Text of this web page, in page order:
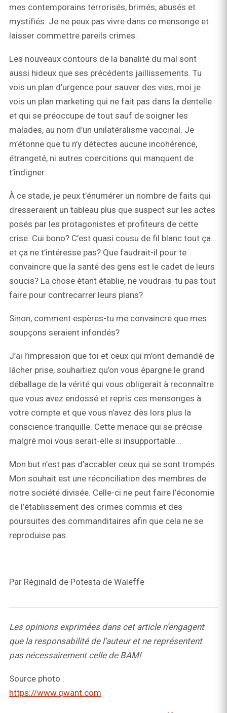
mes contemporains terrorisés, brimés, abusés et
mystifiés. Je ne peux pas vivre dans ce mensonge et
laisser commettre pareils crimes.
Les nouveaux contours de la banalité du mal sont
aussi hideux que ses précédents jaillissements. Tu
vois un plan d’urgence pour sauver des vies, moi je
vois un plan marketing qui ne fait pas dans la dentelle
et qui se préoccupe de tout sauf de soigner les
malades, au nom d’un unilatéralisme vaccinal. Je
m’étonne que tu n’y détectes aucune incohérence,
étrangeté, ni autres coercitions qui manquent de
t’indigner.
À ce stade, je peux t’énumérer un nombre de faits qui
dresseraient un tableau plus que suspect sur les actes
posés par les protagonistes et profiteurs de cette
crise. Cui bono? C’est quasi cousu de fil blanc tout ça...
et ça ne t’intéresse pas? Que faudrait-il pour te
convaincre que la santé des gens est le cadet de leurs
soucis? La chose étant établie, ne voudrais-tu pas tout
faire pour contrecarrer leurs plans?
Sinon, comment espères-tu me convaincre que mes
soupçons seraient infondés?
J’ai l’impression que toi et ceux qui m’ont demandé de
lâcher prise, souhaitiez qu’on vous épargne le grand
déballage de la vérité qui vous obligerait à reconnaître
que vous avez endossé et repris ces mensonges à
votre compte et que vous n’avez dès lors plus la
conscience tranquille. Cette menace qui se précise
malgré moi vous serait-elle si insupportable...
Mon but n’est pas d’accabler ceux qui se sont trompés.
Mon souhait est une réconciliation des membres de
notre société divisée. Celle-ci ne peut faire l’économie
de l’établissement des crimes commis et des
poursuites des commanditaires afin que cela ne se
reproduise pas.
Par Réginald de Potesta de Waleffe
Les opinions exprimées dans cet article n’engagent
que la responsabilité de l’auteur et ne représentent
pas nécessairement celle de BAM!
Source photo :
https://www.qwant.com